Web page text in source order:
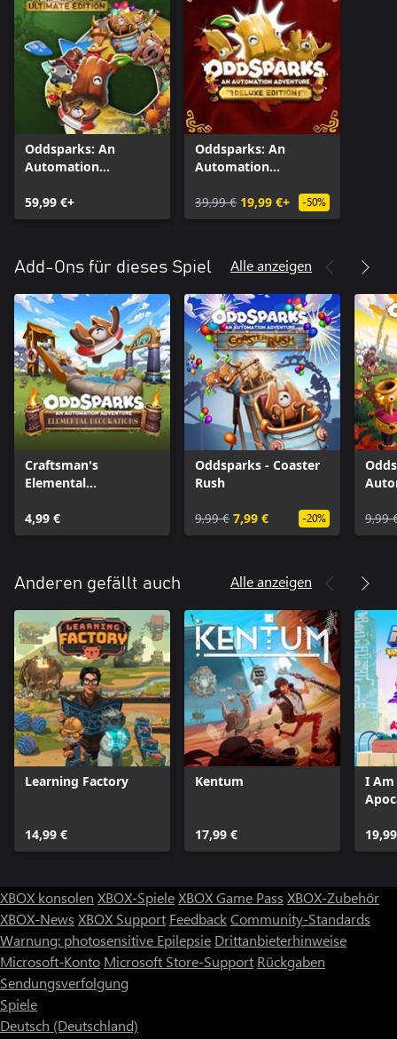
Oddsparks: An
Automation
Edition
59,99 €+
Oddsparks: An
Automation
Edition
39,99 € 19,99 €+ -50%
Add-Ons für dieses Spiel Alle anzeigen
Craftsman's
Elemental
4,99 €
Oddsparks - Coaster
Rush
9,99 € 7,99 € -20% 9,99
Anderen gefällt auch Alle anzeigen
Learning Factory
14,99 €
Kentum
17,99 €
I Am
XBOX konsolen XBOX-SpieleXBOX Game Pass XBOX-Zubehör
XBOX-News XBOX Support FeedbackCommunity-Standards
Warnung: photosensitive Epilepsie Drittanbieterhinweise
Microsoft-Konto Microsoft Store-Support Rückgaben
Sendungsverfolgung
Spiele
Deutsch (Deutschland)